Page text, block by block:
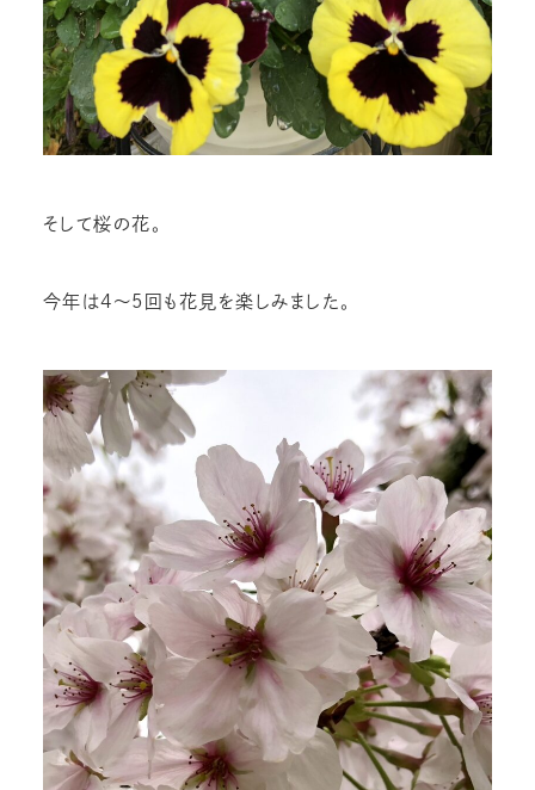
そして桜の花。
今年は4～5回も花見を楽しみました。